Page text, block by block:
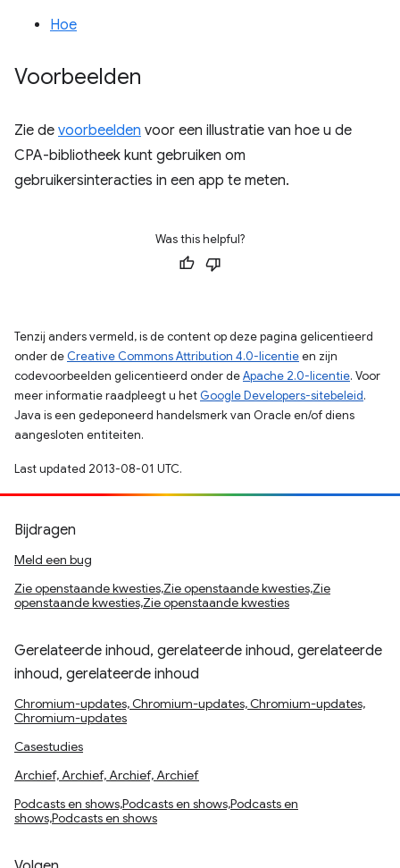
Hoe
Voorbeelden
Zie de voorbeelden voor een illustratie van hoe u de
CPA-bibliotheek kunt gebruiken om
gebruikersinteracties in een app te meten.
Was this helpful?
Tenzij anders vermeld, is de content op deze pagina gelicentieerd
onder de Creative Commons Attribution 4.0-licentieen zijn
codevoorbeelden gelicentieerd onder deApache 2.0-licentie. Voor
meer informatie raadpleegt u het Google Developers-sitebeleid.
Java is een gedeponeerd handelsmerk van Oracle en/of diens
aangesloten entiteiten.
Last updated 2013-08-01 UTC.
Bijdragen
Meld een bug
Zie openstaande kwesties,Zie openstaande kwesties,Zie
openstaande kwesties,Zie openstaande kwesties
Gerelateerde inhoud, gerelateerde inhoud, gerelateerde
inhoud, gerelateerde inhoud
Chromium-updates, Chromium-updates, Chromium-updates,
Chromium-updates
Casestudies
Archief, Archief, Archief, Archief
Podcasts en shows,Podcasts en shows,Podcasts en
shows,Podcasts en shows